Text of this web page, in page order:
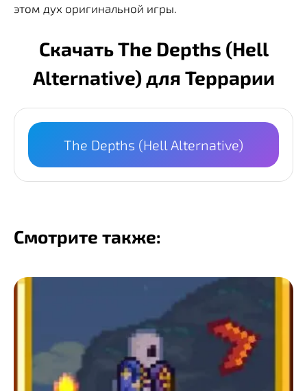
этом дух оригинальной игры.
Скачать The Depths (Hell
Alternative) для Террарии
The Depths (Hell Alternative)
Смотрите также: